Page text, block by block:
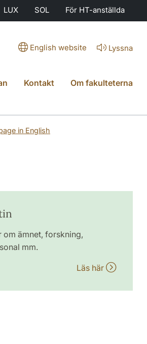
LUX SOL För HT-anställda
English website Lyssna
Kontakt Om fakulteterna
in English
om ämnet, forskning,
mm.
Läs här